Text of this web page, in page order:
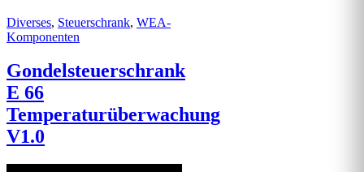
Diverses, Steuerschrank, WEA-
Komponenten
Gondelsteuerschrank
E 66
Temperaturüberwachung
V1.0